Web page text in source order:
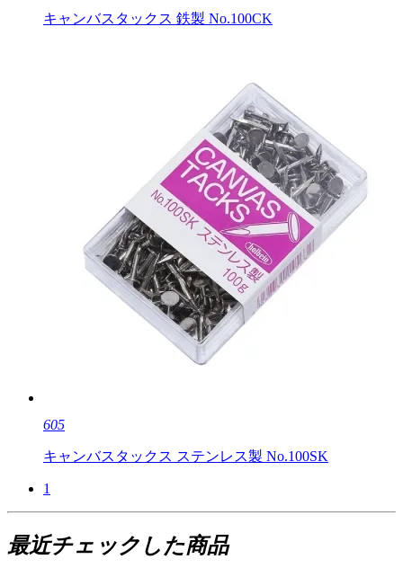
キャンバスタックス 鉄製 No.100CK
605
キャンバスタックス ステンレス製 No.100SK
1
最近チェックした商品